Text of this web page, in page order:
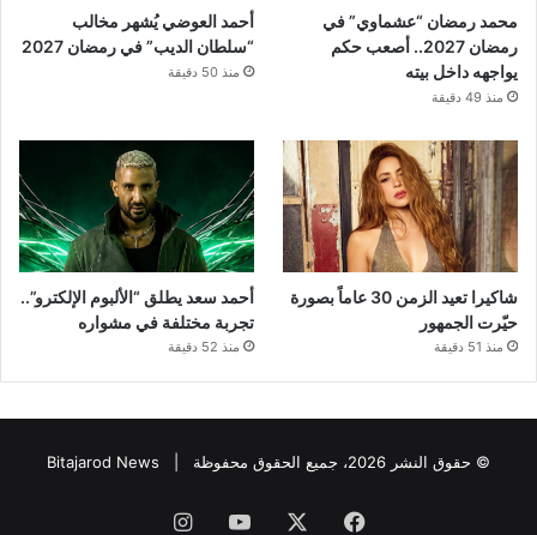
محمد رمضان “عشماوي” في
رمضان 2027.. أصعب حكم
يواجهه داخل بيته
منذ 49 دقيقة
أحمد العوضي يُشهر مخالب
“سلطان الديب” في رمضان 2027
منذ 50 دقيقة
شاكيرا تعيد الزمن 30 عاماً بصورة
حيّرت الجمهور
منذ 51 دقيقة
أحمد سعد يطلق “الألبوم الإلكترو”..
تجربة مختلفة في مشواره
منذ 52 دقيقة
© حقوق النشر 2026، جميع الحقوق محفوظة | Bitajarod News
فيسبوك ‫YouTubeانستقرام